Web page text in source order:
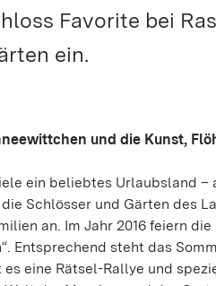
Favorite bei
ein.
und die Kunst,
ein beliebtes Urlaubsland
Schlösser und Gärten des
an. Im Jahr 2016 feiern
Entsprechend steht das
eine Rätsel-Rallye und